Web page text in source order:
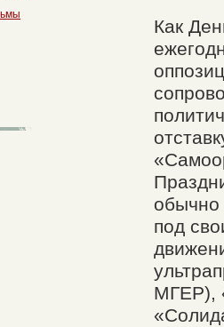
Как
обычно
под
МГЕР),